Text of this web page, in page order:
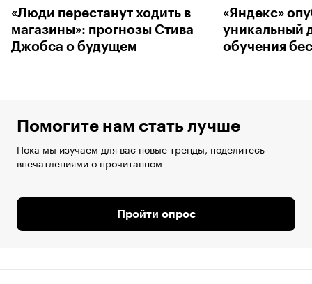
«Люди перестанут ходить в
магазины»: прогнозы Стива
Джобса о будущем
«Яндекс»
уникальный
обучения
Помогите нам стать лучше
Пока мы изучаем для вас новые тренды, поделитесь
впечатлениями о прочитанном
Пройти опрос